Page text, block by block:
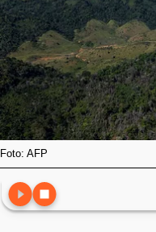
Foto: AFP